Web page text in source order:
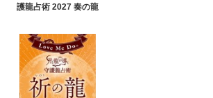
護龍占術 2027 奏の龍